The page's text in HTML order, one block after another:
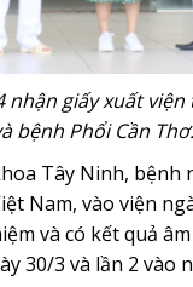
nhận giấy xuất viện
bệnh Phổi Cần Thơ.
Tây Ninh, bệnh
Nam, vào viện
và có kết quả âm
30/3 và lần 2 vào